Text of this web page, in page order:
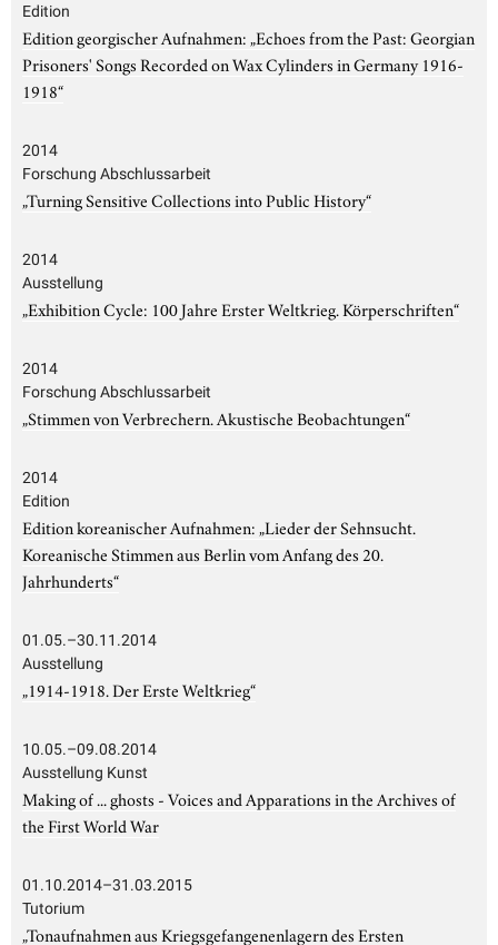
Edition
Edition georgischer Aufnahmen: „Echoes from the Past: Georgian
Prisoners' Songs Recorded on Wax Cylinders in Germany 1916-
1918“
2014
Forschung Abschlussarbeit
„Turning Sensitive Collections into Public History“
2014
Ausstellung
„Exhibition Cycle: 100 Jahre Erster Weltkrieg. Körperschriften“
2014
Forschung Abschlussarbeit
„Stimmen von Verbrechern. Akustische Beobachtungen“
2014
Edition
Edition koreanischer Aufnahmen: „Lieder der Sehnsucht.
Koreanische Stimmen aus Berlin vom Anfang des 20.
Jahrhunderts“
01.05.–30.11.2014
Ausstellung
„1914-1918. Der Erste Weltkrieg“
10.05.–09.08.2014
Ausstellung Kunst
Making of ... ghosts - Voices and Apparations in the Archives of
the First World War
01.10.2014–31.03.2015
Tutorium
„Tonaufnahmen aus Kriegsgefangenenlagern des Ersten